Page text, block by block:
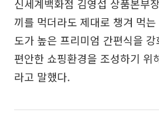
신세계백화점 김영섭 상품본부
끼를 먹더라도 제대로 챙겨 먹
도가 높은 프리미엄 간편식을
편안한 쇼핑환경을 조성하기 위
라고 말했다.